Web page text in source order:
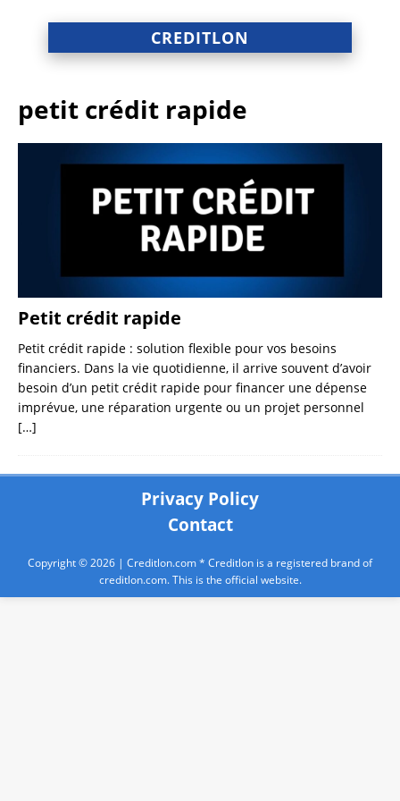
CREDITLON
petit crédit rapide
Petit crédit rapide
Petit crédit rapide : solution flexible pour vos besoins
financiers. Dans la vie quotidienne, il arrive souvent d’avoir
besoin d’un petit crédit rapide pour financer une dépense
imprévue, une réparation urgente ou un projet personnel
[…]
Privacy Policy
Contact
Copyright © 2026 | Creditlon.com* Creditlon is a registered brand of
creditlon.com. This is the official website.